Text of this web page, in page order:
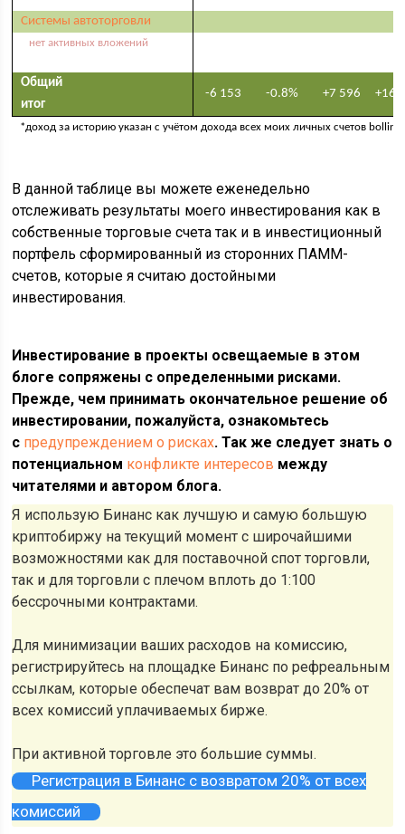
Системы автоторговли
нет активных вложений
Общий
итог
-6 153 -0.8% +7 596
*доход за историю указан с учётом дохода всех моих личных счетов
В данной таблице вы можете еженедельно
отслеживать результаты моего инвестирования как в
собственные торговые счета так и в инвестиционный
портфель сформированный из сторонних ПАММ-
счетов, которые я считаю достойными
инвестирования.
Инвестирование в проекты освещаемые в этом
блоге сопряжены с определенными рисками.
Прежде, чем принимать окончательное решение об
инвестировании, пожалуйста, ознакомьтесь
с предупреждением о рисках. Так же следует знать о
потенциальном конфликте интересов между
читателями и автором блога.
Я использую Бинанс как лучшую и самую большую
криптобиржу на текущий момент с широчайшими
возможностями как для поставочной спот торговли,
так и для торговли с плечом вплоть до 1:100
бессрочными контрактами.
Для минимизации ваших расходов на комиссию,
регистрируйтесь на площадке Бинанс по рефреальным
ссылкам, которые обеспечат вам возврат до 20% от
всех комиссий уплачиваемых бирже.
При активной торговле это большие суммы.
Регистрация в Бинанс с возвратом 20% от всех
комиссий